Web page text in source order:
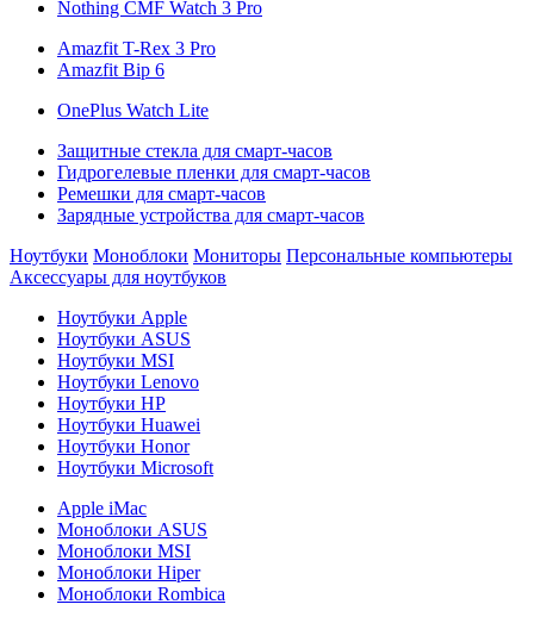
Nothing CMF Watch 3 Pro
Amazfit T-Rex 3 Pro
Amazfit Bip 6
OnePlus Watch Lite
Защитные стекла для смарт-часов
Гидрогелевые пленки для смарт-часов
Ремешки для смарт-часов
Зарядные устройства для смарт-часов
Ноутбуки Моноблоки Мониторы Персональные компьютеры
Аксессуары для ноутбуков
Ноутбуки Apple
Ноутбуки ASUS
Ноутбуки MSI
Ноутбуки Lenovo
Ноутбуки HP
Ноутбуки Huawei
Ноутбуки Honor
Ноутбуки Microsoft
Apple iMac
Моноблоки ASUS
Моноблоки MSI
Моноблоки Hiper
Моноблоки Rombica